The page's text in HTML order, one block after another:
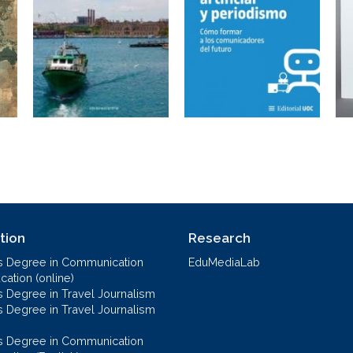
Degree in Communication
(online)
Degree in Travel Journalism
Degree in Travel Journalism
Degree in Communication
Research
EduMediaLab